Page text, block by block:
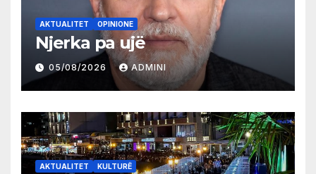
AKTUALITET OPINIONE
Njerka pa ujë
05/08/2026 ADMINI
AKTUALITET KULTURË